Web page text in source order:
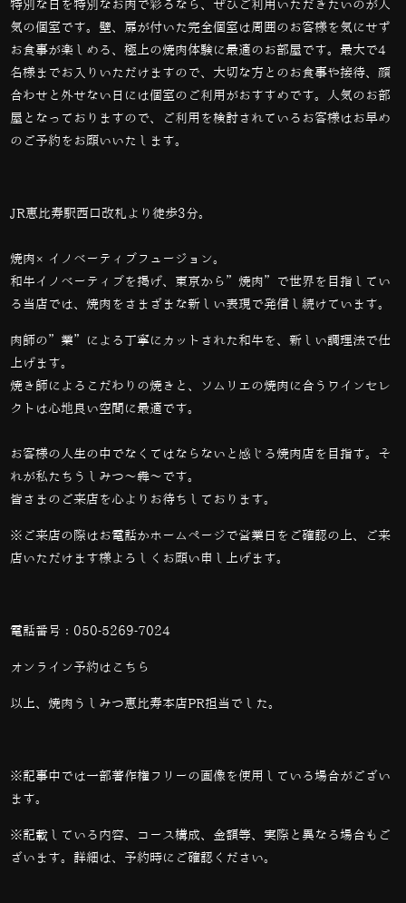
特別な日を特別なお肉で彩るなら、ぜひご利用いただきたいのが人
気の個室です。壁、扉が付いた完全個室は周囲のお客様を気にせず
お食事が楽しめる、極上の焼肉体験に最適のお部屋です。最大で4
名様までお入りいただけますので、大切な方とのお食事や接待、顔
合わせと外せない日には個室のご利用がおすすめです。人気のお部
屋となっておりますので、ご利用を検討されているお客様はお早め
のご予約をお願いいたします。
JR恵比寿駅西口改札より徒歩3分。
焼肉×イノベーティブフュージョン。
和牛イノベーティブを掲げ、東京から”焼肉”で世界を目指してい
る当店では、焼肉をさまざまな新しい表現で発信し続けています。
肉師の”業”による丁寧にカットされた和牛を、新しい調理法で仕
上げます。
焼き師によるこだわりの焼きと、ソムリエの焼肉に合うワインセレ
クトは心地良い空間に最適です。
お客様の人生の中でなくてはならないと感じる焼肉店を目指す。そ
れが私たちうしみつ～犇～です。
皆さまのご来店を心よりお待ちしております。
※ご来店の際はお電話かホームページで営業日をご確認の上、ご来
店いただけます様よろしくお願い申し上げます。
電話番号： 050-5269-7024
オンライン予約は こちら
以上、焼肉うしみつ恵比寿本店PR担当でした。
※記事中では一部著作権フリーの画像を使用している場合がござい
ます。
※記載している内容、コース構成、金額等、実際と異なる場合もご
ざいます。詳細は、予約時にご確認ください。